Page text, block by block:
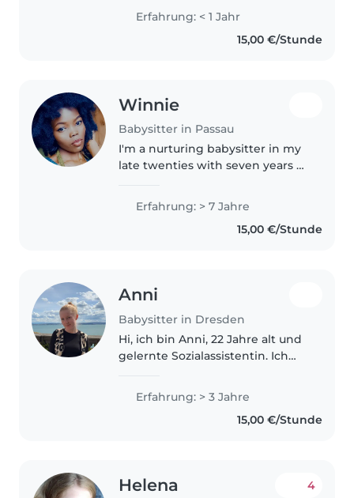
Kreativ gestalte ich den Tag mit
Malen, Vorlesen und Spielen.
Erfahrung: < 1 Jahr
15,00 €/Stunde
Winnie
Babysitter in Passau
I'm a nurturing babysitter in my
late twenties with seven years of
all ages ( as a former Au-Pair and
Kindergarten teacher). Fluent in
Erfahrung: > 7 Jahre
15,00 €/Stunde
Anni
Babysitter in Dresden
Hi, ich bin Anni, 22 Jahre alt und
gelernte Sozialassistentin. Ich
Ausbildung zur Erzieherin. Ich
habe durch bisherige
Ausbildung und verschiedenen
Erfahrung: > 3 Jahre
15,00 €/Stunde
Helena 4